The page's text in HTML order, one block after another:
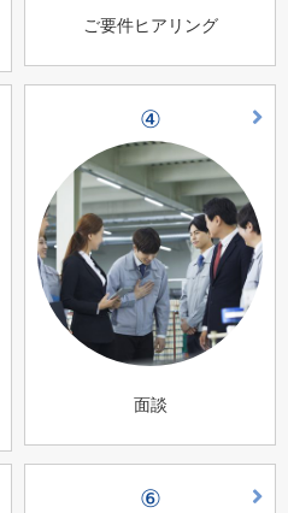
ご要件ヒアリング
④
面談
⑥